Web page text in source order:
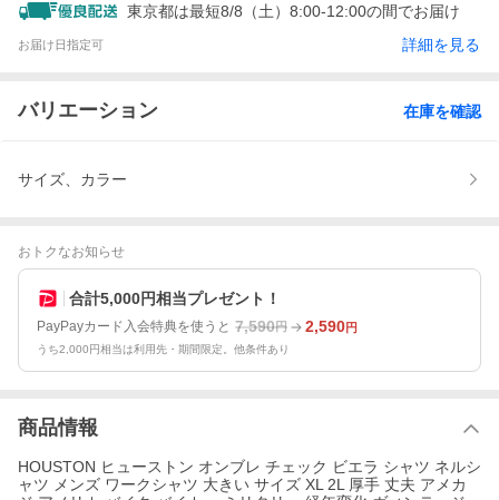
東京都は最短8/8（土）8:00-12:00の間でお届け
お届け日指定可 詳細を見る
バリエーション 在庫を確認
サイズ、カラー
おトクなお知らせ
合計5,000円相当プレゼント！
PayPayカード入会特典を使うと 7,590円 2,590円
うち2,000円相当は利用先・期間限定。他条件あり
商品情報
HOUSTON ヒューストン オンブレ チェック ビエラ シャツ ネルシ
ャツ メンズ ワークシャツ 大きい サイズ XL 2L 厚手 丈夫 アメカ